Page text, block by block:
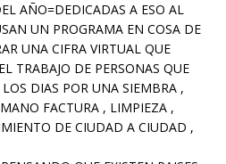
AÑO=DEDICADAS A ESO AL
UN PROGRAMA EN COSA DE
UNA CIFRA VIRTUAL QUE
TRABAJO DE PERSONAS QUE
DIAS POR UNA SIEMBRA ,
FACTURA , LIMPIEZA ,
DE CIUDAD A CIUDAD ,